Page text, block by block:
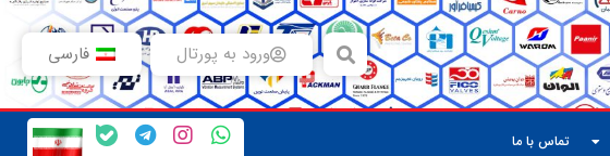
ورود به پورتال فارسی
تماس با ما